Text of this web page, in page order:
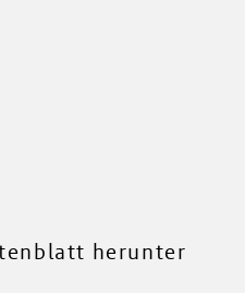
herunter